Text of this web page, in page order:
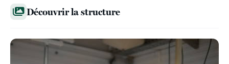
Découvrir la structure